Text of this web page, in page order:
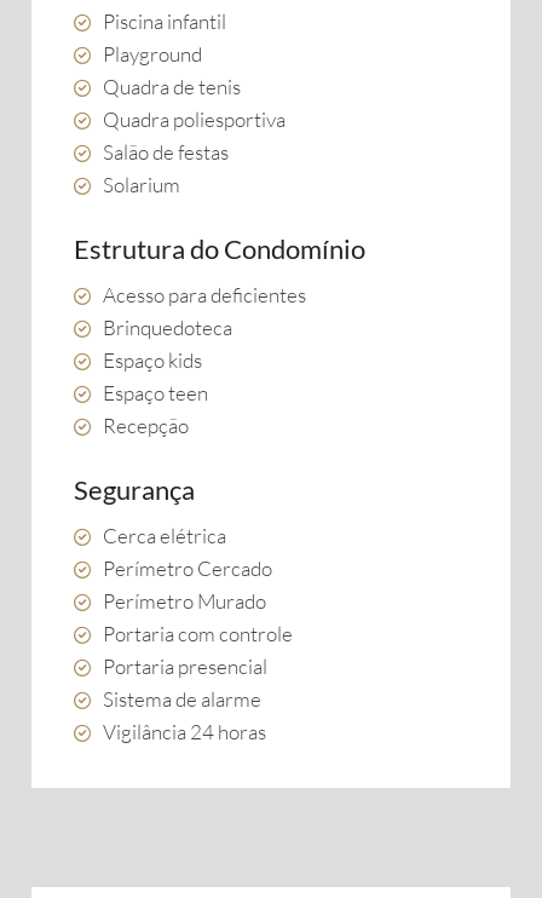
Piscina infantil
Playground
Quadra de tenis
Quadra poliesportiva
Salão de festas
Solarium
Estrutura do Condomínio
Acesso para deficientes
Brinquedoteca
Espaço kids
Espaço teen
Recepção
Segurança
Cerca elétrica
Perímetro Cercado
Perímetro Murado
Portaria com controle
Portaria presencial
Sistema de alarme
Vigilância 24 horas